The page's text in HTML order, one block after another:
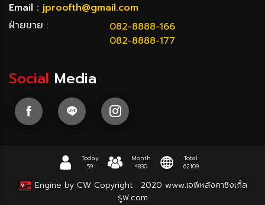
Email : jproofth@gmail.com
ฝ่ายขาย :
082-8888-166
082-8888-177
Social Media
Today
59
Month
4830
Total
62109
Engine by CW Copyright : 2020 www.เจพีหลังคาชิงเกิ้ล
รูฟ.com